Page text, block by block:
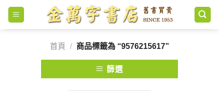
Skip
content
首頁
/ 商品標籤為 “9576215617”
篩選